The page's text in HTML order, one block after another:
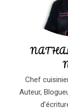
Chef
Auteur,